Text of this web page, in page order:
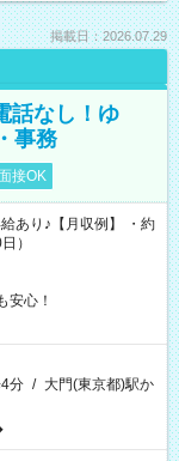
掲載日：2026.07.29
話なし！ゆ
事務
接OK
あり♪【月収例】 ・約
）
心！
分 / 大門(東京都)駅か